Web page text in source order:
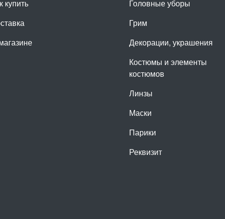
купить
Головные уборы
Грим
Декорации, украшения
Костюмы и элементы
костюмов
Линзы
Маски
Парики
Реквизит